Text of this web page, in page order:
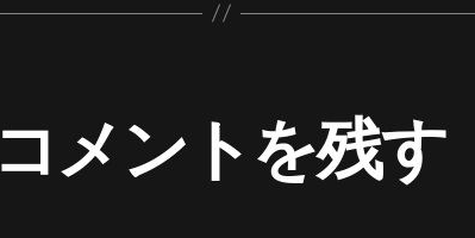
コメントを残す